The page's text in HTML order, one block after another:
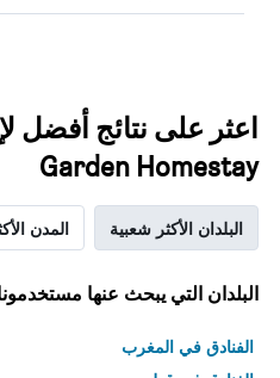
Garden Homestay
البلدان الأكثر شعبية المدن
البلدان التي يبحث عنها
الفنادق في المغرب